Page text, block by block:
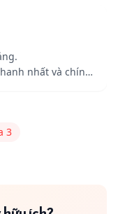
nhất và chính
3